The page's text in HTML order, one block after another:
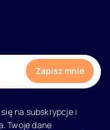
na subskrypcje i
Twoje dane